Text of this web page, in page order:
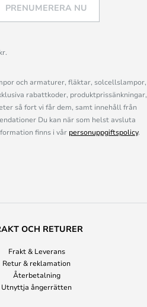
PRENUMERERA NU
och armaturer, fläktar, solcellslampor,
rabattkoder, produktprissänkningar,
så fort vi får dem, samt innehåll från
Du kan när som helst avsluta
finns i vår personuppgiftspolicy.
OCH RETURER
Frakt & Leverans
Retur & reklamation
Återbetalning
Utnyttja ångerrätten